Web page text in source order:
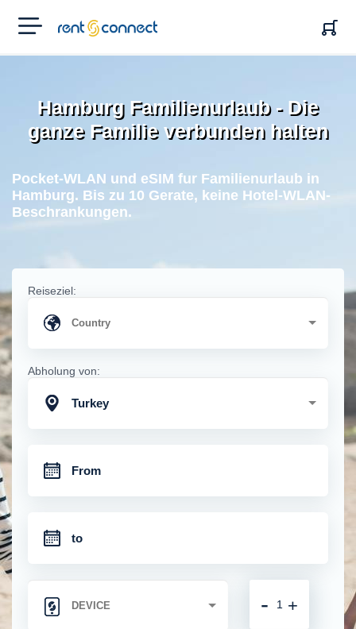
RENT'N
CONNECT
Hamburg Familienurlaub - Die
ganze Familie verbunden halten
Pocket-WLAN und eSIM fur Familienurlaub in
Hamburg. Bis zu 10 Gerate, keine Hotel-WLAN-
Beschrankungen.
Reiseziel:
Abholung von:
Turkey
+
-